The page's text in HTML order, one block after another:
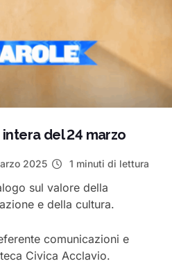
DELL’ 8 Agosto 2026. Via Ligur
del 7 agosto
sulle spiagge: via ombrelloni e se
del 24 marzo
2025 1 minuti di lettura
sul valore della
e della cultura.
comunicazioni e
Civica Acclavio.